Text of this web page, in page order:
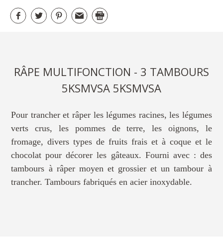
RÂPE MULTIFONCTION - 3 TAMBOURS
5KSMVSA 5KSMVSA
Pour trancher et râper les légumes racines, les légumes
verts crus, les pommes de terre, les oignons, le
fromage, divers types de fruits frais et à coque et le
chocolat pour décorer les gâteaux. Fourni avec : des
tambours à râper moyen et grossier et un tambour à
trancher. Tambours fabriqués en acier inoxydable.